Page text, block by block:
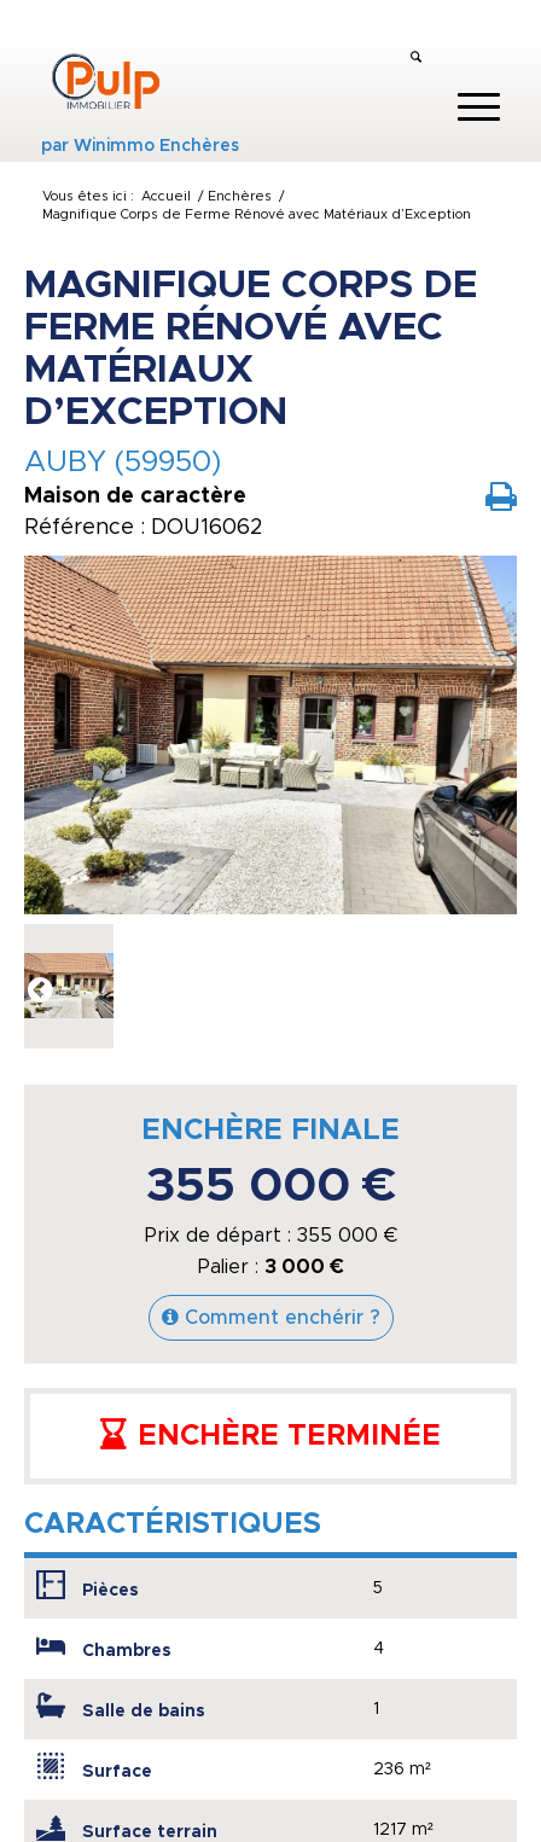
parWinimmo Enchères
Vous êtes ici : Accueil / Enchères
/
Magnifique Corps de Ferme Rénové avec Matériaux d’Exception
MAGNIFIQUE CORPS DE
FERME RÉNOVÉ AVEC
MATÉRIAUX
D’EXCEPTION
AUBY (59950)
Maison de caractère
Référence : DOU16062
ENCHÈRE FINALE
355 000 €
Prix de départ : 355 000 €
Palier : 3 000 €
Comment enchérir ?
ENCHÈRE TERMINÉE
CARACTÉRISTIQUES
Pièces 5
Chambres 4
Salle de bains 1
Surface 236 m²
Surface terrain 1217 m²